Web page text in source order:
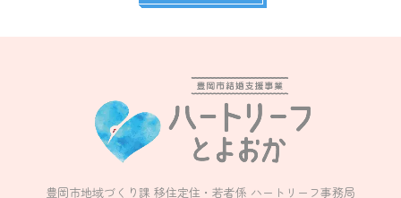
豊岡市地域づくり課 移住定住・若者係 ハートリーフ事務局